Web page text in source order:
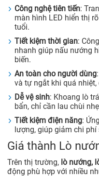
Công nghệ tiên tiến:
màn hình LED hiển thị
tuổi.
Tiết kiệm thời gian:
nhanh giúp nấu nướng
biến.
An toàn cho người dùng
và tự ngắt khi quá
Dễ vệ sinh: Khoang lò
bẩn, chỉ cần lau chùi
Tiết kiệm điện năng:
lượng, giúp giảm chi
Giá thành Lò
Trên thị trường, lò nướng,
động phù hợp với nhiều